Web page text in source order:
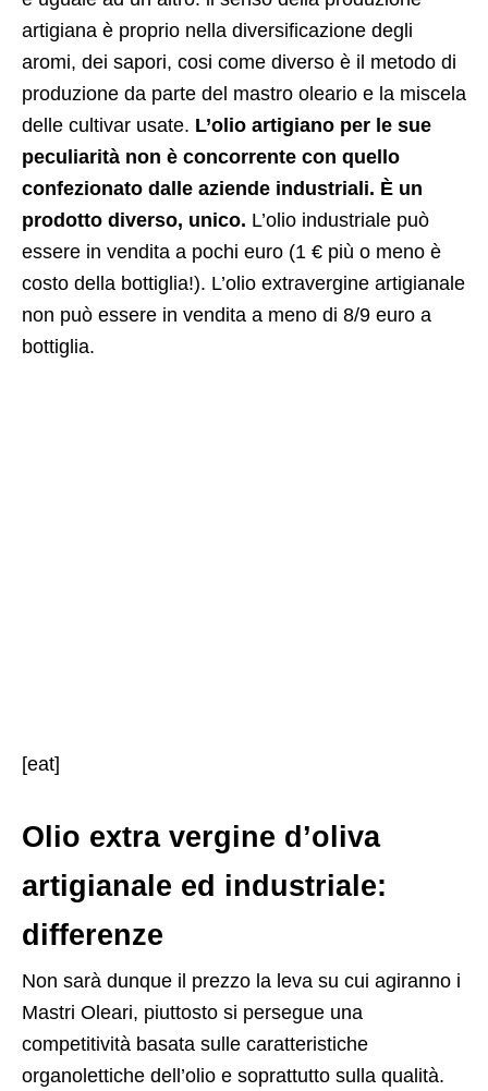
artigiana è proprio nella diversificazione degli
aromi, dei sapori, cosi come diverso è il metodo di
produzione da parte del mastro oleario e la miscela
delle cultivar usate. L’olio artigiano per le sue
peculiarità non è concorrente con quello
confezionato dalle aziende industriali. È un
prodotto diverso, unico. L’olio industriale può
essere in vendita a pochi euro (1 € più o meno è
costo della bottiglia!). L’olio extravergine artigianale
non può essere in vendita a meno di 8/9 euro a
bottiglia.
[eat]
Olio extra vergine d’oliva
artigianale ed industriale:
differenze
Non sarà dunque il prezzo la leva su cui agiranno i
Mastri Oleari, piuttosto si persegue una
competitività basata sulle caratteristiche
organolettiche dell’olio e soprattutto sulla qualità.